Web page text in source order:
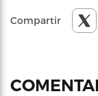
Compartir